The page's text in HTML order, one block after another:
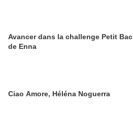
Avancer dans la challenge Petit Bac
de Enna
Ciao Amore, Héléna Noguerra